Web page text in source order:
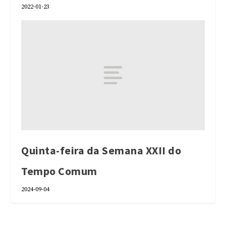
2022-01-23
Quinta-feira da Semana XXII do
Tempo Comum
2024-09-04